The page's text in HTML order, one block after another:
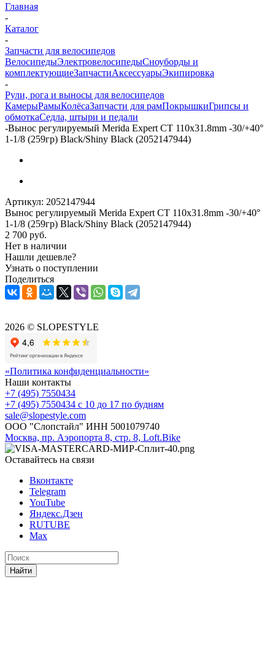
Главная
-
Каталог
-
Запчасти для велосипедов
ВелосипедыЭлектровелосипедыCноуборды и
комплектующиеЗапчастиАксессуарыЭкипировка
-
Рули, рога и выносы для велосипедов
КамерыРамыКолёсаЗапчасти для рамПокрышкиГрипсы и
обмоткаСедла, штыри и педали
-Вынос регулируемый Merida Expert CT 110x31.8mm -30/+40°
1-1/8 (259гр) Black/Shiny Black (2052147944)
Артикул: 2052147944
Вынос регулируемый Merida Expert CT 110x31.8mm -30/+40°
1-1/8 (259гр) Black/Shiny Black (2052147944)
2 700 руб.
Нет в наличии
Нашли дешевле?
Узнать о поступлении
Поделиться
2026 © SLOPESTYLE
«Политика конфиденциальности»
Наши контакты
+7 (495) 7550434
+7 (495) 7550434 с 10 до 17 по будням
sale@slopestyle.com
ООО "Слопстайл" ИНН 5001079740
Москва, пр. Аэропорта 8, стр. 8, Loft.Bike
Оставайтесь на связи
Вконтакте
Telegram
YouTube
Яндекс.Дзен
RUTUBE
Max
Найти